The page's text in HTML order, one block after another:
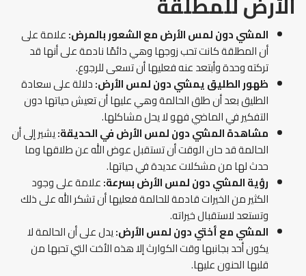
المشي دون لمس الأرض مع الشعور بالمرض:علامة على
أن المطلقة كانت تحب زوجها وهي دائمًا نادمة على أنها قد
تركته وحدة وأبتعد عنه فعليها أن تسعى للرجوع.
ظهور الطليق يمشي دون لمس الأرض:دلالة على سعادة
الطليق بعد أن طلق الحالمة وهي عليها أن تعيش حياتها دون
التفكير في الماضي فهو لا يحل مشاكلها.
مشاهدة المشي دون لمس الأرض في الحديقة:يشير إلى أن
الحالمة قد حان الوقت أن تستقبل عوض الله عن طلاقها وما
حدث لها من مشكلات عديدة في حياتها.
رؤية المشي دون لمس الأرض بسرعة:علامة على وجود
الكثير من الخيرات قادمة للحالمة فعليها أن تشكر الله على ذلك
وتستعد لاستقبال خيراته.
المشي مع أختي دون لمس الأرض:يدل على أن الحالمة لا
يكون أحد بجانبها وقت الكوارث إلا هذه الأخت التي تحبها من
قلبها الحنون عليها.